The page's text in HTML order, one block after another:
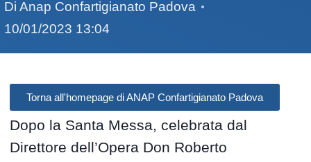
Di Anap Confartigianato Padova
10/01/2023 13:04
Torna all'homepage di ANAP Confartigianato Padova
Dopo la Santa Messa, celebrata dal
Direttore dell’Opera Don Roberto